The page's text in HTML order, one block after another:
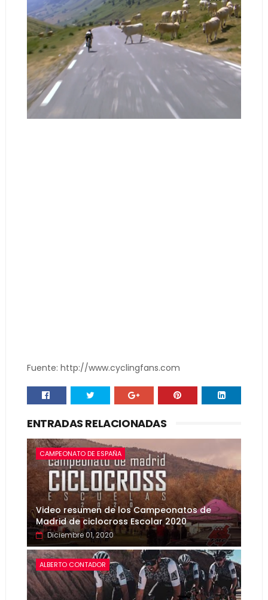
Fuente: http://www.cyclingfans.com
ENTRADAS RELACIONADAS
CAMPEONATO DE ESPAÑA
Video resumen de los Campeonatos de
Madrid de ciclocross Escolar 2020
Diciembre 01, 2020
ALBERTO CONTADOR